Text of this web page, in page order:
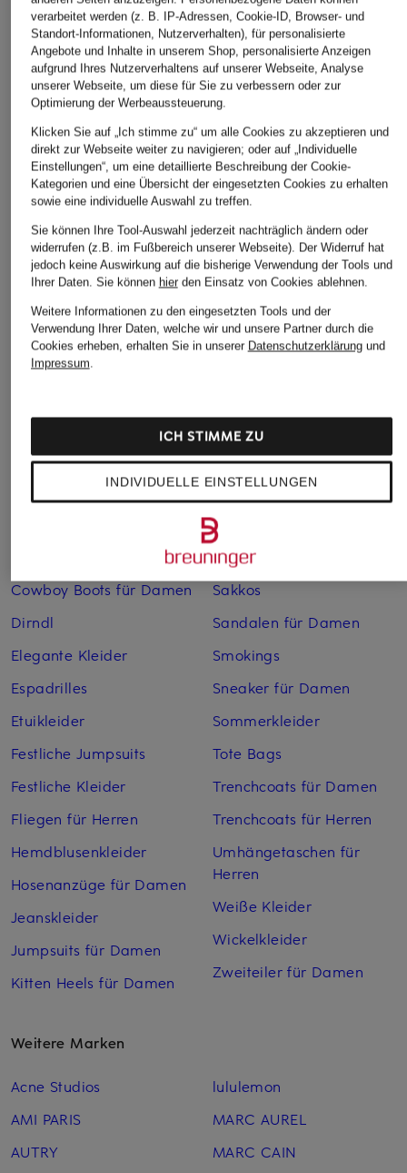
lululemon
Trainingsjacke
DEFINE CROPPED
Nike
Softshell-Laufjacke
SWIFT
CHF 109
Ursprünglich:CHF 169
GOLDBERGH
Midlayer-Jacke
Ursprünglich:CHF 289
Weitere Kategorien
Abendkleider
Bademäntel für Herren
Bikinis für Damen
Boleros für Damen
Cowboy Boots für Damen
Dirndl
Elegante Kleider
Espadrilles
Etuikleider
Festliche Jumpsuits
Festliche Kleider
Fliegen für Herren
Hemdblusenkleider
Hosenanzüge für Damen
Jeanskleider
Jumpsuits für Damen
Kitten Heels für Damen
Leinenhosen für Herren
Leinenkleider
Maxikleider
Regenmäntel für Damen
Sakkos
Sandalen für Damen
Smokings
Sneaker für Damen
Sommerkleider
Tote Bags
Trenchcoats für Damen
Trenchcoats für Herren
Umhängetaschen für
Herren
Weiße Kleider
Wickelkleider
Zweiteiler für Damen
Weitere Marken
Acne Studios
AMI PARIS
AUTRY
lululemon
MARC AUREL
MARC CAIN
verarbeitet werden (z. B. IP-Adressen, Cookie-ID, Browser- und
Standort-Informationen, Nutzerverhalten), für personalisierte
Angebote und Inhalte in unserem Shop, personalisierte Anzeigen
aufgrund Ihres Nutzerverhaltens auf unserer Webseite, Analyse
unserer Webseite, um diese für Sie zu verbessern oder zur
Optimierung der Werbeaussteuerung.
Klicken Sie auf „Ich stimme zu“ um alle Cookies zu akzeptieren und
direkt zur Webseite weiter zu navigieren; oder auf „Individuelle
Einstellungen“, um eine detaillierte Beschreibung der Cookie-
Kategorien und eine Übersicht der eingesetzten Cookies zu erhalten
sowie eine individuelle Auswahl zu treffen.
Sie können Ihre Tool-Auswahl jederzeit nachträglich ändern oder
widerrufen (z.B. im Fußbereich unserer Webseite). Der Widerruf hat
jedoch keine Auswirkung auf die bisherige Verwendung der Tools und
Ihrer Daten. Sie können hierden Einsatz von Cookies ablehnen.
Weitere Informationen zu den eingesetzten Tools und der
Verwendung Ihrer Daten, welche wir und unsere Partner durch die
Cookies erheben, erhalten Sie in unserer Datenschutzerklärungund
Impressum.
INDIVIDUELLE EINSTELLUNGEN
ICH STIMME ZU